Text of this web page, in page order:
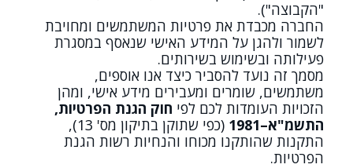
"הקבוצה").
החברה מכבדת את פרטיות המשתמשים ומחויבת
לשמור ולהגן על המידע האישי שנאסף במסגרת
פעילותה ובשימוש בשירותים.
מסמך זה נועד להסביר כיצד אנו אוספים,
משתמשים, שומרים ומעבירים מידע אישי, ומהן
הזכויות העומדות לכם לפי חוק הגנת הפרטיות,
התשמ"א–1981
(כפי שתוקן בתיקון מס' 13),
התקנות שהותקנו מכוחו והנחיות רשות הגנת
הפרטיות.